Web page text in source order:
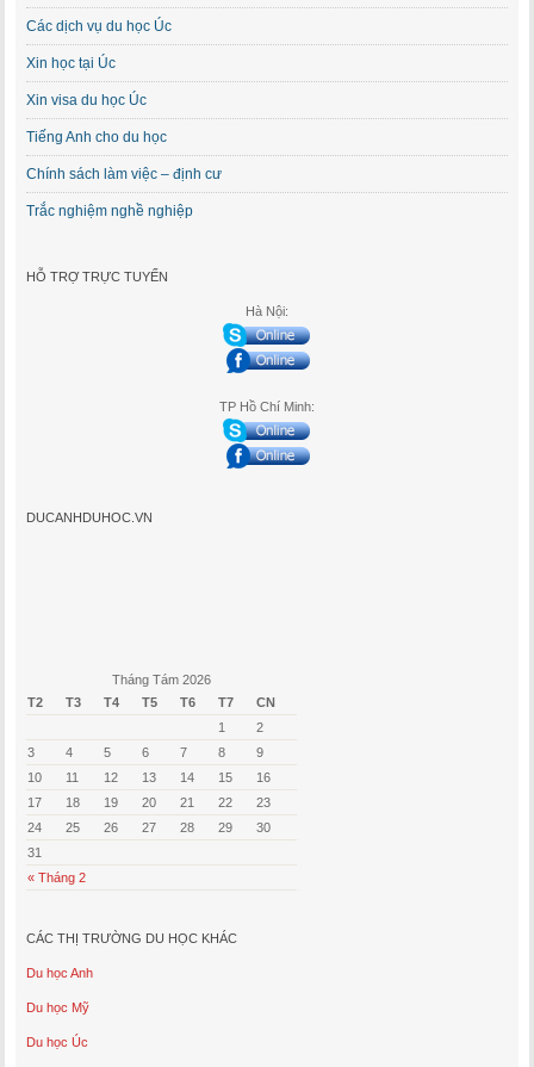
Các dịch vụ du học Úc
Xin học tại Úc
Xin visa du học Úc
Tiếng Anh cho du học
Chính sách làm việc – định cư
Trắc nghiệm nghề nghiệp
HỖ TRỢ TRỰC TUYẾN
Hà Nội:
TP Hồ Chí Minh:
DUCANHDUHOC.VN
Tháng Tám 2026
T2
T3 T4 T5 T6 T7 CN
« Tháng 2
1
2
3
4 5 6 7 8
9
10
11 12 13 14 15
16
17
18 19 20 21 22
23
24
25 26 27 28 29
30
31
CÁC THỊ TRƯỜNG DU HỌC KHÁC
Du học Anh
Du học Mỹ
Du học Úc